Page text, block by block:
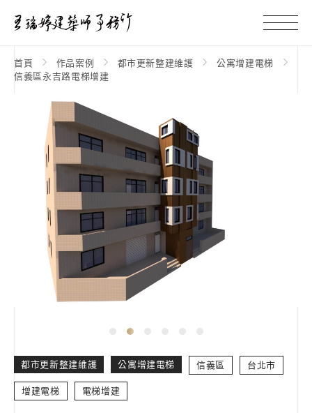
首頁 作品案例 都市更新整建維護
公寓增建電梯
信義區永吉路電梯增建
都市更新整建維護 公寓增建電梯 信義區
台北市
增建電梯
電梯增建